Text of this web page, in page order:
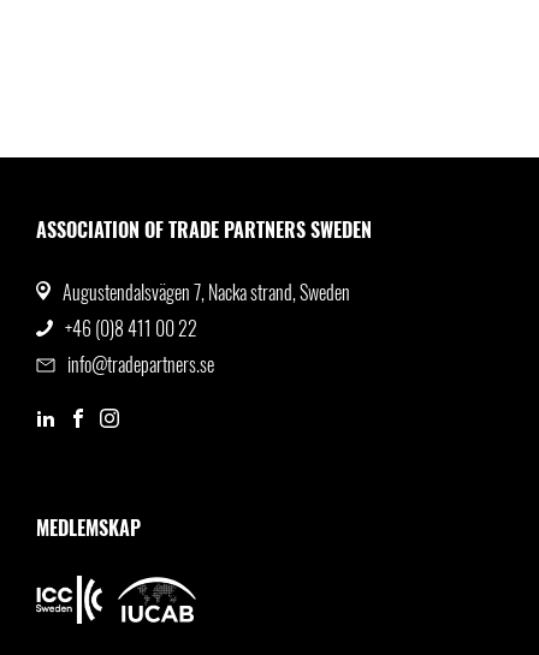
ASSOCIATION OF TRADE PARTNERS SWEDEN
Augustendalsvägen 7, Nacka strand, Sweden
+46 (0)8 411 00 22
info@tradepartners.se
MEDLEMSKAP